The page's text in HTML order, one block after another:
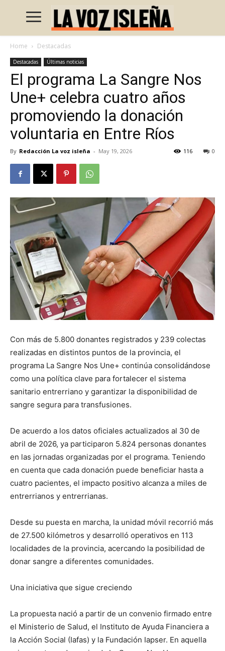
Home Destacadas
Destacadas Últimas noticias
El programa La Sangre Nos
Une+ celebra cuatro años
promoviendo la donación
voluntaria en Entre Ríos
By Redacción La voz isleña - May 19, 2026 0
116
Con más de 5.800 donantes registrados y 239 colectas
realizadas en distintos puntos de la provincia, el
programa La Sangre Nos Une+ continúa consolidándose
como una política clave para fortalecer el sistema
sanitario entrerriano y garantizar la disponibilidad de
sangre segura para transfusiones.
De acuerdo a los datos oficiales actualizados al 30 de
abril de 2026, ya participaron 5.824 personas donantes
en las jornadas organizadas por el programa. Teniendo
en cuenta que cada donación puede beneficiar hasta a
cuatro pacientes, el impacto positivo alcanza a miles de
entrerrianos y entrerrianas.
Desde su puesta en marcha, la unidad móvil recorrió más
de 27.500 kilómetros y desarrolló operativos en 113
localidades de la provincia, acercando la posibilidad de
donar sangre a diferentes comunidades.
Una iniciativa que sigue creciendo
La propuesta nació a partir de un convenio firmado entre
el Ministerio de Salud, el Instituto de Ayuda Financiera a
la Acción Social (Iafas) y la Fundación Iapser. En aquella